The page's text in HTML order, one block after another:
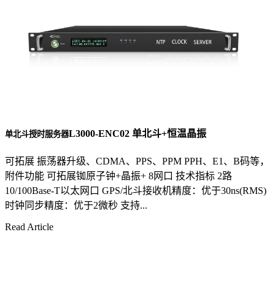
单北斗授时服务器L3000-ENC02 单北斗+恒温晶振
可拓展 振荡器升级、CDMA、PPS、PPM PPH、E1、B码等，
附件功能 可拓展铷原子钟+晶振+ 8网口 技术指标 2路
10/100Base-T以太网口 GPS/北斗接收机精度：优于30ns(RMS)
时钟同步精度：优于2微秒 支持...
Read Article